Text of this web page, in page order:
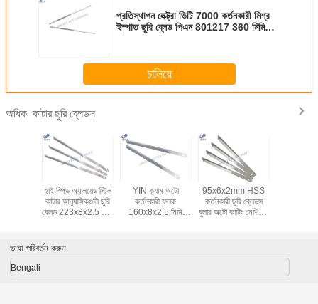
প্রতিস্থাপন লেক্ট্রা ভিটি 7000 কর্তনকারী মিশ্র
ইস্পাত ছুরি ব্লেড পিএন 801217 360 মিমি
চালিয়ে
অধিক কাটার ছুরি ব্লেডস
হাই স্পিড অ্যালয়েড স্টিল
কাটার আনুষাঙ্গিকগুলি ছুরি
ব্লেড 223x8x2.5 মিমি
YIN ক্যাম অটো
কর্তনকারী ফলক
160x8x2.5 মিমি
95x6x2mm HSS
কর্তনকারী ছুরি ব্লেডস
বুলার অটো কাটিং মেশিনের
ভাষা পরিবর্তন করুন
Bengali